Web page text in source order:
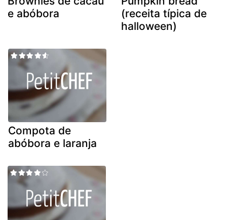
e abóbora
(receita típica de
halloween)
Compota de
abóbora e laranja